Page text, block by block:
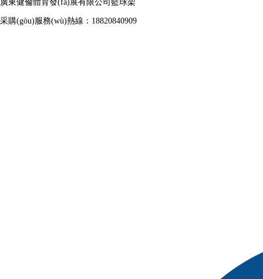
廣東健倫體育發(fā)展有限公司籃球架
采購(gòu)服務(wù)熱線：18820840909